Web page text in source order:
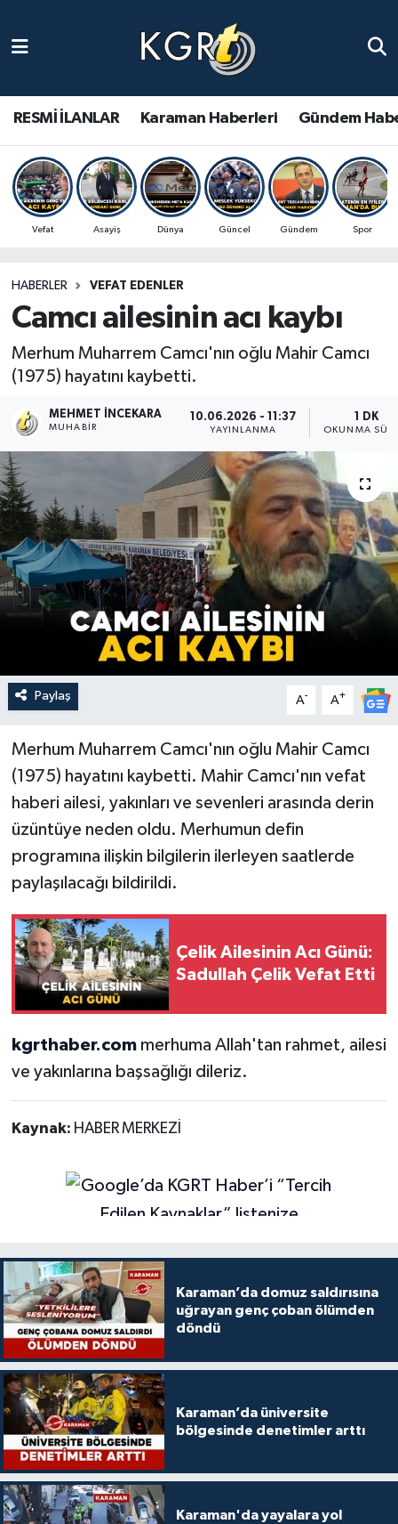
RESMİ İLANLAR Karaman Haberleri Gündem
Vefat Asayiş Dünya Güncel Gündem Spor
HABERLER VEFAT EDENLER
Camcı ailesinin acı kaybı
Merhum Muharrem Camcı'nın oğlu Mahir Camcı
(1975) hayatını kaybetti.
MEHMET İNCEKARA
MUHABIR
10.06.2026 - 11:37
YAYINLANMA
1 DK
OKUNMA
Paylaş A- A+
Merhum Muharrem Camcı'nın oğlu Mahir Camcı
(1975) hayatını kaybetti. Mahir Camcı'nın vefat
haberi ailesi, yakınları ve sevenleri arasında derin
üzüntüye neden oldu. Merhumun defin
programına ilişkin bilgilerin ilerleyen saatlerde
paylaşılacağı bildirildi.
Çelik Ailesinin Acı Günü:
Sadullah Çelik Vefat Etti
kgrthaber.commerhuma Allah'tan rahmet, ailesi
ve yakınlarına başsağlığı dileriz.
Kaynak: HABER MERKEZİ
Karaman’da domuz saldırısına
uğrayan genç çoban ölümden
döndü
Karaman’da üniversite
bölgesinde denetimler arttı
Karaman'da yayalara yol
Gündem Haberleri
Güncel Haberler
Spor Haberleri
Ulusal Haberler